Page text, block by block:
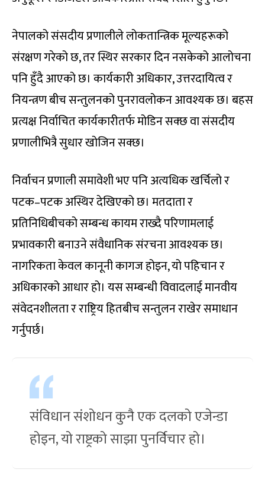
नेपालको संसदीय प्रणालीले लोकतान्त्रिक मूल्यहरूको
संरक्षण गरेको छ, तर स्थिर सरकार दिन नसकेको आलोचना
पनि हुँदै आएको छ। कार्यकारी अधिकार, उत्तरदायित्व र
नियन्त्रण बीच सन्तुलनको पुनरावलोकन आवश्यक छ। बहस
प्रत्यक्ष निर्वाचित कार्यकारीतर्फ मोडिन सक्छ वा संसदीय
प्रणालीभित्रै सुधार खोजिन सक्छ।
निर्वाचन प्रणाली समावेशी भए पनि अत्यधिक खर्चिलो र
पटक–पटक अस्थिर देखिएको छ। मतदाता र
प्रतिनिधिबीचको सम्बन्ध कायम राख्दै परिणामलाई
प्रभावकारी बनाउने संवैधानिक संरचना आवश्यक छ।
नागरिकता केवल कानूनी कागज होइन, यो पहिचान र
अधिकारको आधार हो। यस सम्बन्धी विवादलाई मानवीय
संवेदनशीलता र राष्ट्रिय हितबीच सन्तुलन राखेर समाधान
गर्नुपर्छ।
संविधान संशोधन कुनै एक दलको एजेन्डा
होइन, यो राष्ट्रको साझा पुनर्विचार हो।